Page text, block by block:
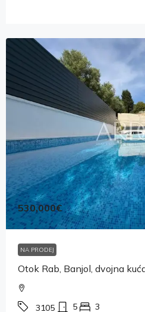
530,000€
NA PRODEJ
Otok Rab, Banjol, dvojna
3105 5 3